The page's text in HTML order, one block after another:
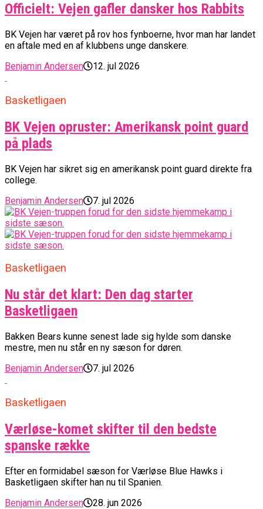
Officielt: Vejen gafler dansker hos Rabbits
BK Vejen har været på rov hos fynboerne, hvor man har landet
en aftale med en af klubbens unge danskere.
Benjamin Andersen
12. jul 2026
Basketligaen
BK Vejen opruster: Amerikansk point guard
på plads
BK Vejen har sikret sig en amerikansk point guard direkte fra
college.
Benjamin Andersen
7. jul 2026
Basketligaen
Nu står det klart: Den dag starter
Basketligaen
Bakken Bears kunne senest lade sig hylde som danske
mestre, men nu står en ny sæson for døren.
Benjamin Andersen
7. jul 2026
Basketligaen
Værløse-komet skifter til den bedste
spanske række
Efter en formidabel sæson for Værløse Blue Hawks i
Basketligaen skifter han nu til Spanien.
Benjamin Andersen
28. jun 2026